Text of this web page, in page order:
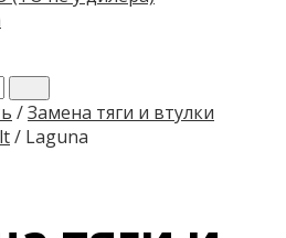
/Замена тяги и втулки
/ Laguna